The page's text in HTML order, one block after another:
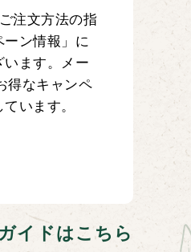
注文方法の指
ン情報」に
ます。メー
得なキャンペ
います。
イドはこちら